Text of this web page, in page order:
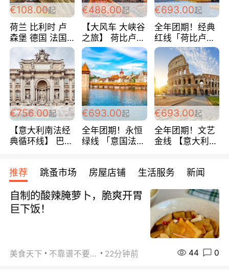
€108.00起
荷兰 比利时 卢
森堡 德国 法国
超爽玩遍西欧 循
环线 全程四星宾
馆 108欧/人/天
€488.00起
【大风车 大峡谷
之旅】 荷比卢德
法 巴黎上下 经
典五国四日游
488欧/人
€693.00起
全年团期！经典
红线「荷比卢德
法」七天循环 五
国 仅售99欧/人/
天！巴黎上下！
包拼房~
€756.00起
【意大利南法经
典循环线】 巴黎
宾馆 108欧/天起
全程756欧/位
€693.00起
全年团期！永恒
绿线 「意国法
欧/天起 ~包拼房
€693.00起
全年团期！文艺
金线 【意大利一
每周铁发！
推荐 跳蚤市场 房屋店铺 生活服务 新闻
自制的酸辣腌萝卜，脆爽开胃
巨下饭！
美食天下 不靠谱不要联系 22分钟前 44 0